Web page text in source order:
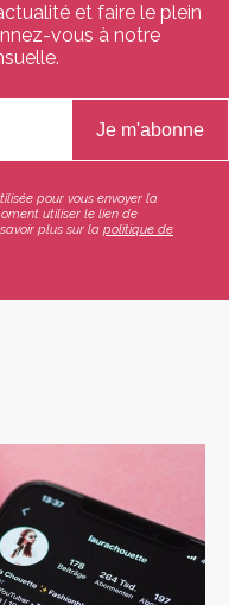
et faire le plein
vous à notre
pour vous envoyer la
utiliser le lien de
plus sur la politique de